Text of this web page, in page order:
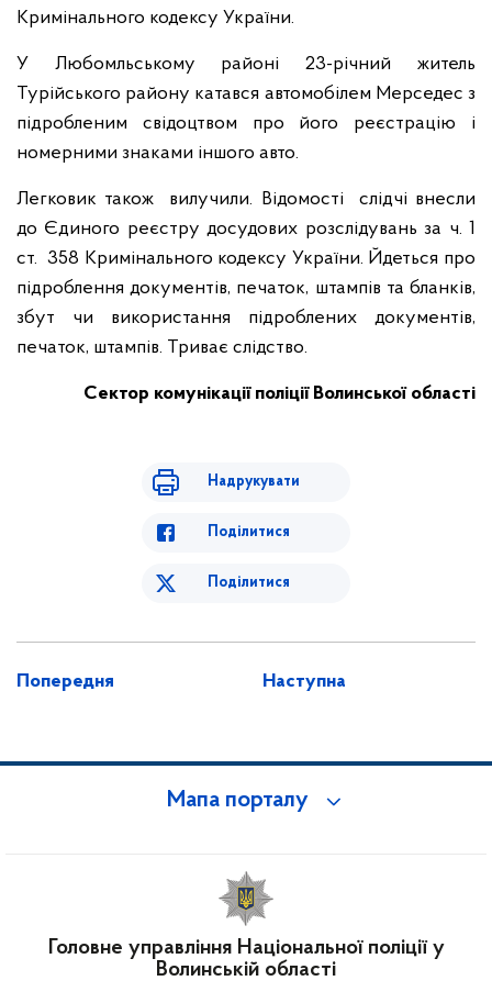
Кримінального кодексу України.
У Любомльському районі 23-річний житель
Турійського району катався автомобілем Мерседес з
підробленим свідоцтвом про його реєстрацію і
номерними знаками іншого авто.
Легковик також вилучили. Відомості слідчі внесли
до Єдиного реєстру досудових розслідувань за ч. 1
ст. 358 Кримінального кодексу України. Йдеться про
підроблення документів, печаток, штампів та бланків,
збут чи використання підроблених документів,
печаток, штампів. Триває слідство.
Сектор комунікації поліції Волинської області
Надрукувати
Поділитися
Поділитися
Попередня Наступна
Мапа порталу
Головне управління Національної поліції у
Волинській області